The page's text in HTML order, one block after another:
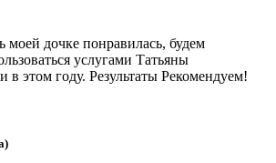
моей дочке понравилась, будем
услугами Татьяны
в этом году. Результаты Рекомендуем!